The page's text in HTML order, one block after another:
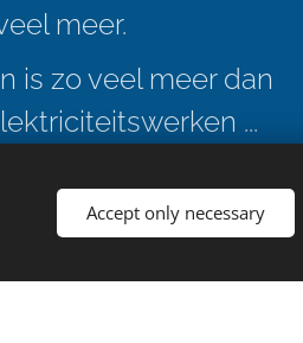
meer.
is zo veel meer dan
...
Accept only necessary